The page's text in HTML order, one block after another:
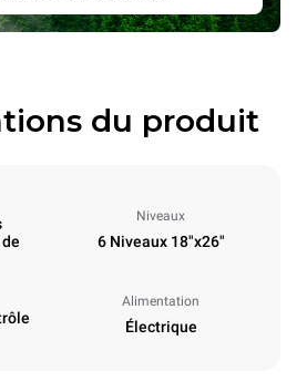
du produit
Niveaux
6 Niveaux 18"x26"
Alimentation
Électrique